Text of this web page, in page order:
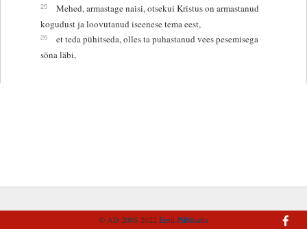
25
Mehed, armastage naisi, otsekui Kristus on armastanud
kogudust ja loovutanud iseenese tema eest,
26
et teda pühitseda, olles ta puhastanud vees pesemisega
sõna läbi,
© AD 2005-2022Eesti Piibliselts